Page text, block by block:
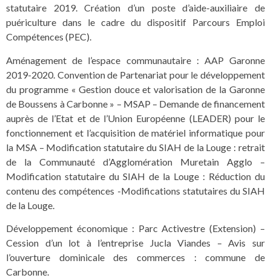
statutaire 2019. Création d’un poste d’aide-auxiliaire de
puériculture dans le cadre du dispositif Parcours Emploi
Compétences (PEC).
Aménagement de l’espace communautaire : AAP Garonne
2019-2020. Convention de Partenariat pour le développement
du programme « Gestion douce et valorisation de la Garonne
de Boussens à Carbonne » – MSAP – Demande de financement
auprès de l’Etat et de l’Union Européenne (LEADER) pour le
fonctionnement et l’acquisition de matériel informatique pour
la MSA – Modification statutaire du SIAH de la Louge : retrait
de la Communauté d’Agglomération Muretain Agglo –
Modification statutaire du SIAH de la Louge : Réduction du
contenu des compétences -Modifications statutaires du SIAH
de la Louge.
Développement économique : Parc Activestre (Extension) –
Cession d’un lot à l’entreprise Jucla Viandes – Avis sur
l’ouverture dominicale des commerces : commune de
Carbonne.